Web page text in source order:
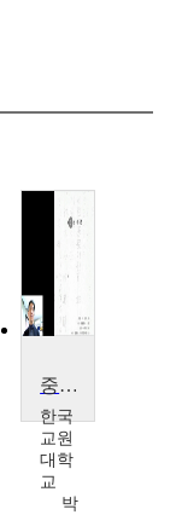
중세국어문법
한국
교원
대학
교
박